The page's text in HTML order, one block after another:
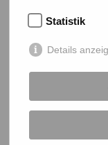
Bangladesch-Portal
Projekte
Über uns
Statistik
Details